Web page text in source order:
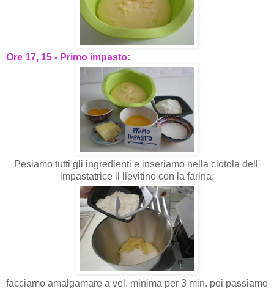
Ore 17, 15 - Primo impasto:
Pesiamo tutti gli ingredienti e inseriamo nella ciotola dell'
impastatrice il lievitino con la farina;
facciamo amalgamare a vel. minima per 3 min. poi passiamo